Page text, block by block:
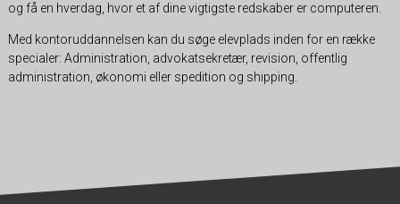
og få en hverdag, hvor et af dine vigtigste redskaber er computeren.
Med kontoruddannelsen kan du søge elevplads inden for en række
specialer: Administration, advokatsekretær, revision, offentlig
administration, økonomi eller spedition og shipping.